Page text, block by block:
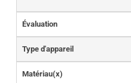
Évaluation
Type d'appareil
Matériau(x)